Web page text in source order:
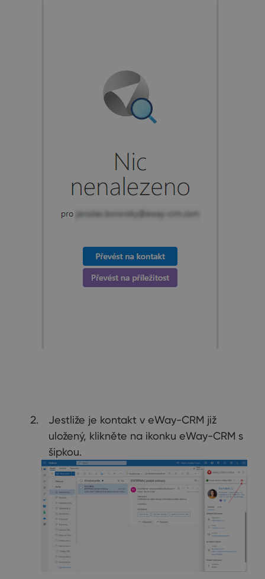
Jestliže je kontakt v eWay-CRM již
uložený, klikněte na ikonku eWay-CRM s
šipkou.